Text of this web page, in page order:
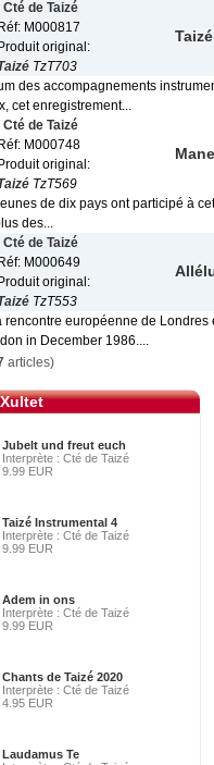
Cté de Taizé
Réf: M000817
Produit original:
TzT703
des accompagnements
cet enregistrement...
Cté de Taizé
Réf: M000748
Produit original:
TzT569
de dix pays ont participé à
des...
Cté de Taizé
Réf: M000649
Produit original:
TzT553
rencontre européenne de
in December 1986....
articles)
Jubelt und freut euch
Interprète : Cté de Taizé
9.99 EUR
Taizé Instrumental 4
Interprète : Cté de Taizé
9.99 EUR
Adem in ons
Interprète : Cté de Taizé
9.99 EUR
Chants de Taizé 2020
Interprète : Cté de Taizé
4.95 EUR
Laudamus Te